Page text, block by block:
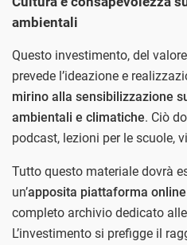
ambientali
Questo investimento, del
prevede l’ideazione e
mirino alla sensibilizzazione
ambientali e climatiche. Ciò
podcast, lezioni per le scuole,
Tutto questo materiale dovrà
un’apposita piattaforma online
completo archivio dedicato
L’investimento si prefigge il